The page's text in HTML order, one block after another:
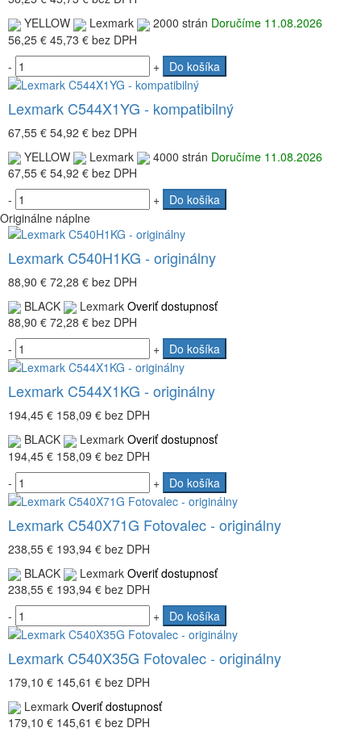
YELLOW
Lexmark 2000 strán Doručíme 11.08.2026
56,25 € 45,73 € bez DPH
-
+ Do košíka
Lexmark C544X1YG - kompatibilný
67,55 € 54,92 € bez DPH
YELLOW
Lexmark 4000 strán Doručíme 11.08.2026
67,55 € 54,92 € bez DPH
-
+
Do košíka
Originálne náplne
Lexmark C540H1KG - originálny
88,90 € 72,28 € bez DPH
BLACK
Lexmark Overiť dostupnosť
88,90 € 72,28 € bez DPH
-
+ Do košíka
Lexmark C544X1KG - originálny
194,45 € 158,09 € bez DPH
BLACK
Lexmark Overiť dostupnosť
194,45 € 158,09 € bez DPH
-
+ Do košíka
Lexmark C540X71G Fotovalec - originálny
238,55 € 193,94 € bez DPH
BLACK
Lexmark Overiť dostupnosť
238,55 € 193,94 € bez DPH
-
+ Do košíka
Lexmark C540X35G Fotovalec - originálny
179,10 € 145,61 € bez DPH
Lexmark Overiť dostupnosť
179,10 € 145,61 € bez DPH